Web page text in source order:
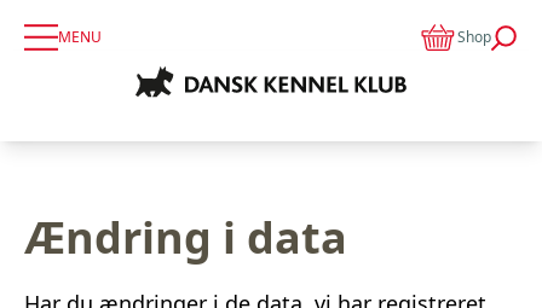
MENU Shop
Ændring i data